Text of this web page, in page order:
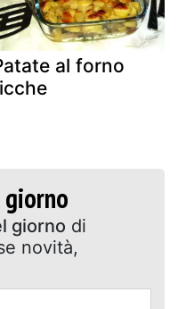
al forno
giorno
giorno di
novità,